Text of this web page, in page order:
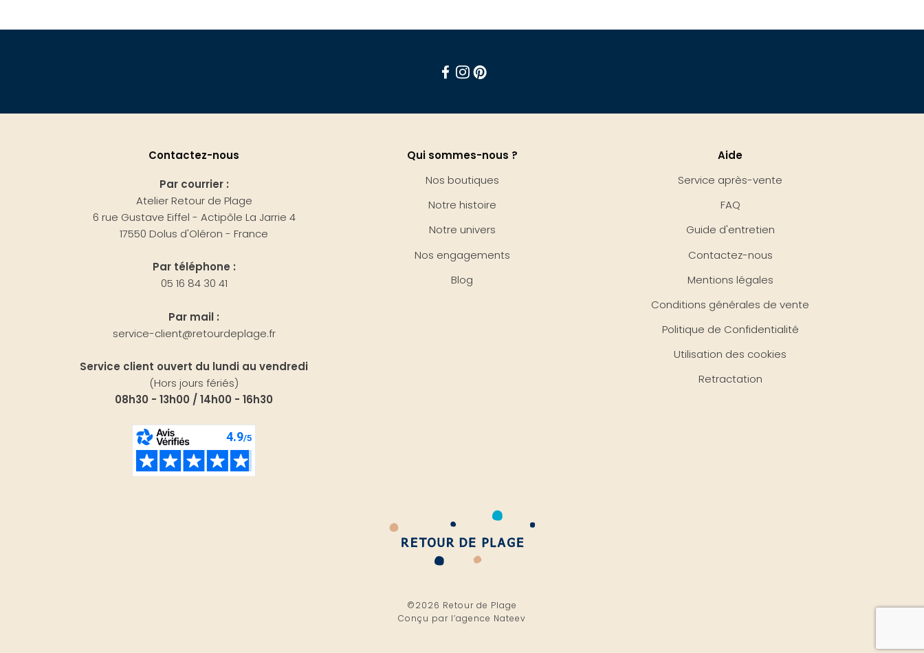
Contactez-nous
Par courrier :
Atelier Retour de Plage
6 rue Gustave Eiffel - Actipôle La Jarrie 4
17550 Dolus d'Oléron - France
Par téléphone :
05 16 84 30 41
Par mail :
service-client@retourdeplage.fr
Service client ouvert du lundi au vendredi
(Hors jours fériés)
08h30 - 13h00 / 14h00 - 16h30
Qui sommes-nous ?
Nos boutiques
Notre histoire
Notre univers
Nos engagements
Blog
Aide
Service après-vente
FAQ
Guide d'entretien
Contactez-nous
Mentions légales
Conditions générales de vente
Politique de Confidentialité
Utilisation des cookies
Retractation
©2026 Retour de Plage
Conçu par l’agence Nateev